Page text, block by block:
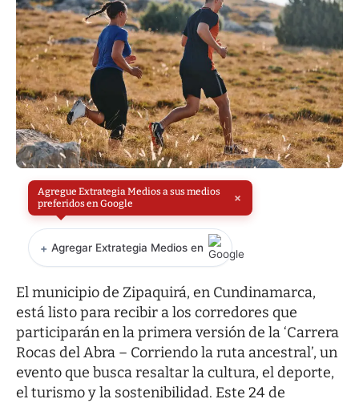
Agregue Extrategia Medios a sus medios
preferidos en Google
×
+ Agregar Extrategia Medios en
El municipio de Zipaquirá, en Cundinamarca,
está listo para recibir a los corredores que
participarán en la primera versión de la ‘Carrera
Rocas del Abra – Corriendo la ruta ancestral’, un
evento que busca resaltar la cultura, el deporte,
el turismo y la sostenibilidad. Este 24 de